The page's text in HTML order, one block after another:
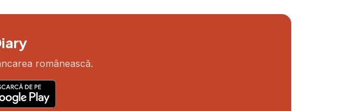
românească.